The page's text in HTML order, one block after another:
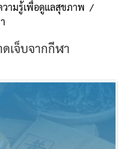
ามรู้เพื่อดูแลสุขภาพ
เจ็บจากกีฬา